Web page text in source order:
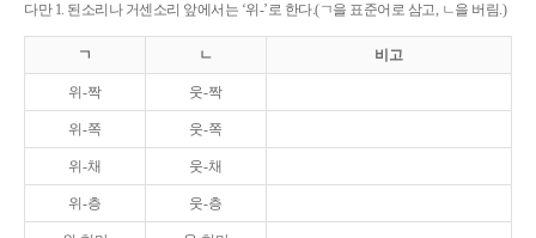
다만 1. 된소리나 거센소리 앞에서는 ‘위-’로 한다.(ㄱ을 표준어로 삼고, ㄴ을 버림.)
ㄱ ㄴ 비고
위-짝 웃-짝
위-쪽 웃-쪽
위-채 웃-채
위-층 웃-층